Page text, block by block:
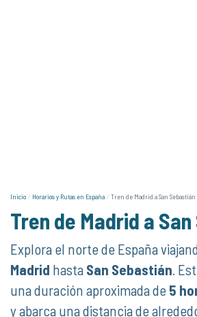
Inicio Horarios y Rutas en España Tren de Madrid a San Sebastián
Tren de Madrid a
Explora el norte de España
Madrid hasta San Sebastián.
una duración aproximada de 5
y abarca una distancia de